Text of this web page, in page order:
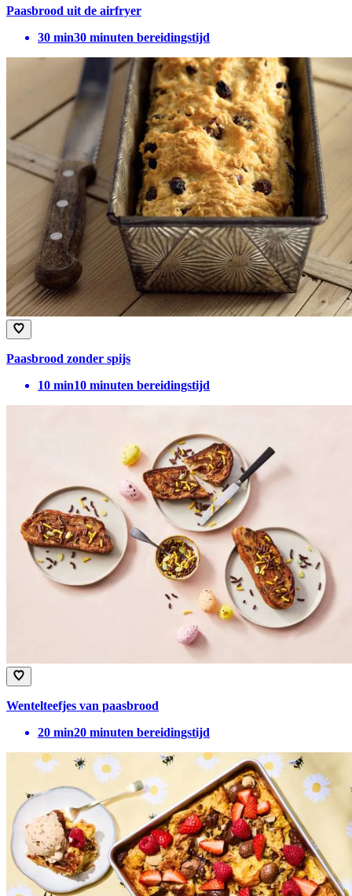
Paasbrood uit de airfryer​
30 min30 minuten bereidingstijd
Paasbrood zonder spijs
10 min10 minuten bereidingstijd
Wentelteefjes van paasbrood
20 min20 minuten bereidingstijd